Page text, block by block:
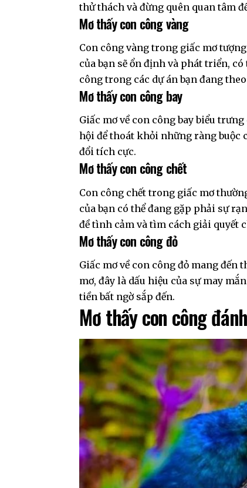
thử thách và đừng quên quan tâm
Mơ thấy con công vàng
Con công vàng trong giấc mơ
của bạn sẽ ổn định và phát triển,
công trong các dự án bạn đang
Mơ thấy con công bay
Giấc mơ về con công bay biểu
hội để thoát khỏi những ràng buộc
đổi tích cực.
Mơ thấy con công chết
Con công chết trong giấc mơ
của bạn có thể đang gặp phải sự
đề tình cảm và tìm cách giải quyết
Mơ thấy con công đỏ
Giấc mơ về con công đỏ mang đến
mơ, đây là dấu hiệu của sự may
tiền bất ngờ sắp đến.
Mơ thấy con công